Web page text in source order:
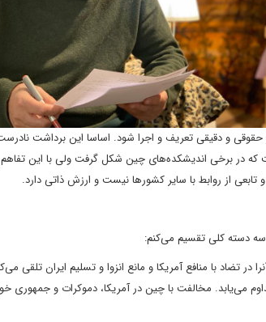
حقوقی و دقیقی تعریف و اجرا شود. اساسا این برداشت
که در برخی اندیشکده‌های چین شکل گرفت ولی با این تفاهم
از روابط با سایر کشورها نیست و ارزش ذاتی دارد.
دسته کلی تقسیم می‌کنم:
تضاد با منافع آمریکا و مانع انزوا و تسلیم ایران تلقی
می‌یابد. مخالفت با چین در آمریکا، دموکرات و جمهوری